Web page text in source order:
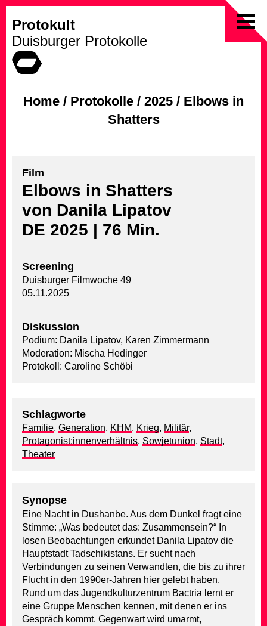
to
Protokult
Duisburger Protokolle
Home / Protokolle / 2025 / Elbows in
Shatters
Film
Elbows in Shatters
von Danila Lipatov
DE 2025 | 76 Min.
Screening
Duisburger Filmwoche 49
05.11.2025
Diskussion
Podium: Danila Lipatov, Karen Zimmermann
Moderation: Mischa Hedinger
Protokoll: Caroline Schöbi
Schlagworte
Familie, Generation, KHM, Krieg, Militär,
Protagonist:innenverhältnis, Sowjetunion, Stadt,
Theater
Synopse
Eine Nacht in Dushanbe. Aus dem Dunkel fragt eine
Stimme: „Was bedeutet das: Zusammensein?“ In
losen Beobachtungen erkundet Danila Lipatov die
Hauptstadt Tadschikistans. Er sucht nach
Verbindungen zu seinen Verwandten, die bis zu ihrer
Flucht in den 1990er-Jahren hier gelebt haben.
Rund um das Jugendkulturzentrum Bactria lernt er
eine Gruppe Menschen kennen, mit denen er ins
Gespräch kommt. Gegenwart wird umarmt,